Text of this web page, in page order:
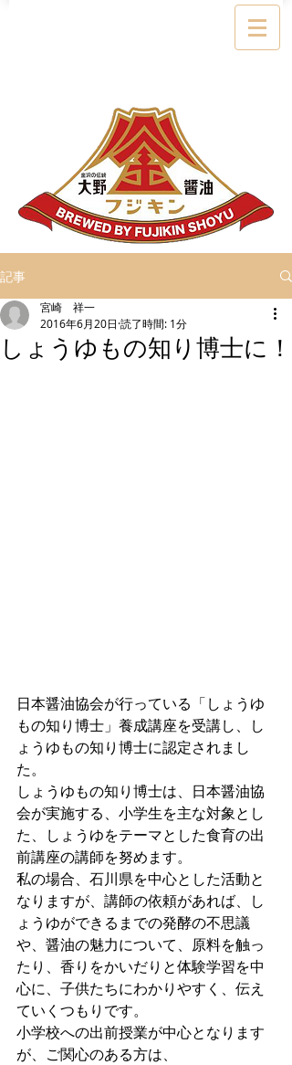
記事
しょうゆもの知り博士に！
宮崎 祥一
2016年6月20日 読了時間: 1分
日本醤油協会が行っている「しょうゆ
もの知り博士」養成講座を受講し、し
ょうゆもの知り博士に認定されまし
た。
しょうゆもの知り博士は、日本醤油協
会が実施する、小学生を主な対象とし
た、しょうゆをテーマとした食育の出
前講座の講師を努めます。
私の場合、石川県を中心とした活動と
なりますが、講師の依頼があれば、し
ょうゆができるまでの発酵の不思議
や、醤油の魅力について、原料を触っ
たり、香りをかいだりと体験学習を中
心に、子供たちにわかりやすく、伝え
ていくつもりです。
小学校への出前授業が中心となります
が、ご関心のある方は、